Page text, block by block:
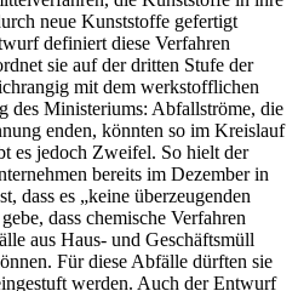
neue Kunststoffe gefertigt
definiert diese Verfahren
sie auf der dritten Stufe der
mit dem werkstofflichen
des Ministeriums: Abfallströme, die
enden, könnten so im Kreislauf
es jedoch Zweifel. So hielt der
bereits im Dezember in
dass es „keine überzeugenden
dass chemische Verfahren
aus Haus- und Geschäftsmüll
Für diese Abfälle dürften sie
werden. Auch der Entwurf